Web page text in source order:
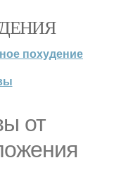
похудение
от